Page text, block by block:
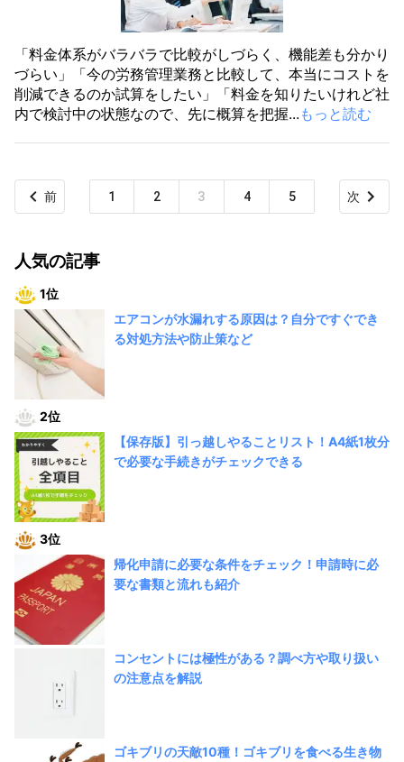
「料金体系がバラバラで比較がしづらく、機能差も分かり
づらい」「今の労務管理業務と比較して、本当にコストを
削減できるのか試算をしたい」「料金を知りたいけれど社
内で検討中の状態なので、先に概算を把握... もっと読む
前 1 2 3 4 5 次
人気の記事
1位
エアコンが水漏れする原因は？自分ですぐでき
る対処方法や防止策など
2位
【保存版】引っ越しやることリスト！A4紙1枚分
で必要な手続きがチェックできる
3位
帰化申請に必要な条件をチェック！申請時に必
要な書類と流れも紹介
コンセントには極性がある？調べ方や取り扱い
の注意点を解説
ゴキブリの天敵10種！ゴキブリを食べる生き物